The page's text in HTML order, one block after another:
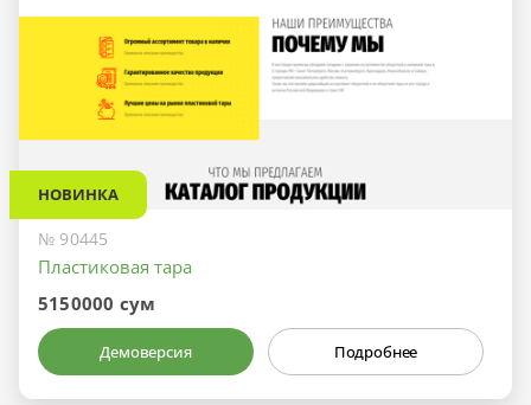
НОВИНКА
№ 90445
Пластиковая тара
5150000 сум
Демоверсия Подробнее